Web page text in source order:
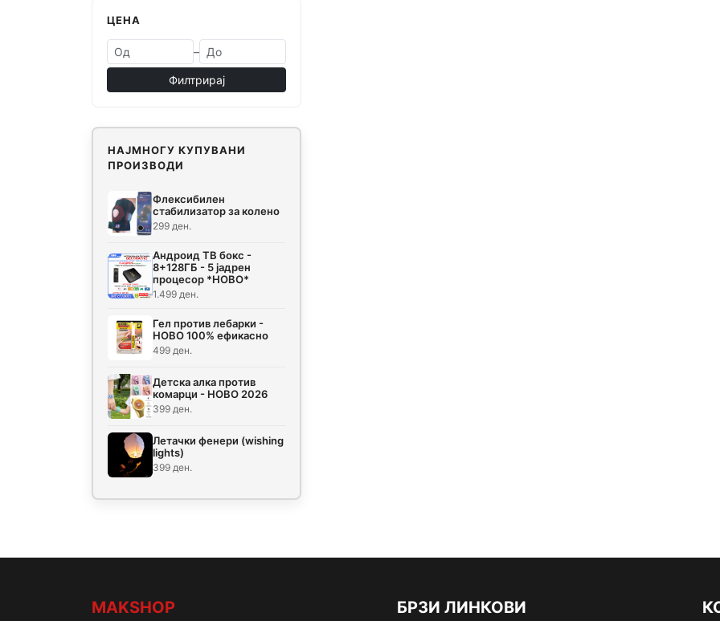
ЦЕНА
–
Филтрирај
НАЈМНОГУ КУПУВАНИ
ПРОИЗВОДИ
Флексибилен
стабилизатор за колено
299 ден.
Андроид ТВ бокс -
8+128ГБ - 5 јадрен
процесор *НОВО*
1.499 ден.
Гел против лебарки -
НОВО 100% ефикасно
499 ден.
Детска алка против
комарци - НОВО 2026
399 ден.
Летачки фенери (wishing
lights)
399 ден.
MAKSHOP БРЗИ ЛИНКОВИ